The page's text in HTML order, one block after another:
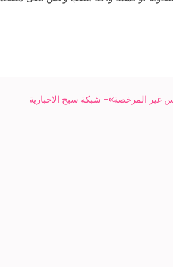
غير المرخصة»- شبكة سبح الاخبارية